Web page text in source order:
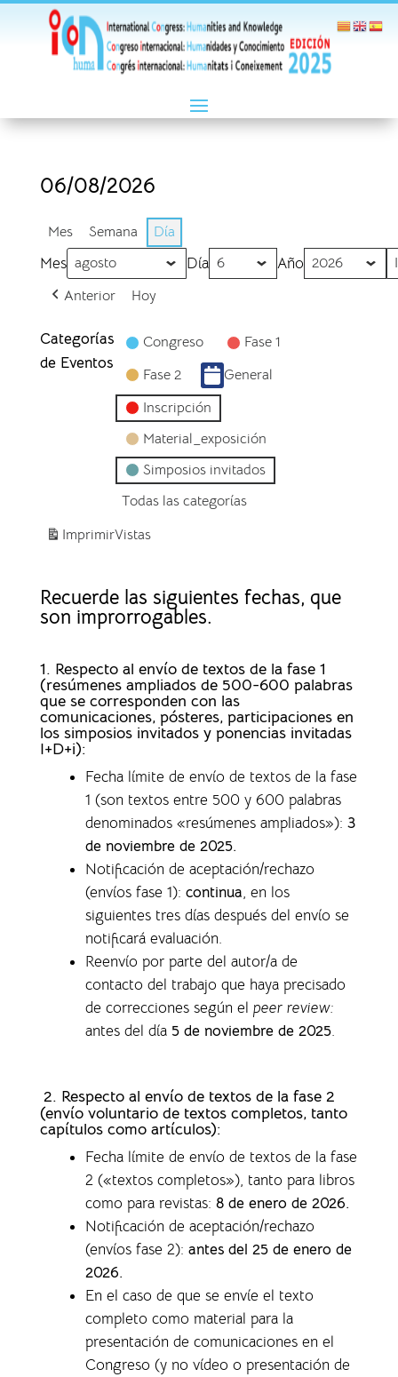
06/08/2026
Mes Semana Día
Mes Día Año
Anterior Hoy
Categorías
de Eventos
Congreso
Fase 1
Fase 2
General
Inscripción
Material_exposición
Simposios invitados
Todas las categorías
ImprimirVistas
Recuerde las siguientes fechas, que
son improrrogables.
1. Respecto al envío de textos de la fase 1
(resúmenes ampliados de 500-600 palabras
que se corresponden con las
comunicaciones, pósteres, participaciones en
los simposios invitados y ponencias invitadas
I+D+i):
Fecha límite de envío de textos de la fase
1 (son textos entre 500 y 600 palabras
denominados «resúmenes ampliados»): 3
de noviembre de 2025.
Notificación de aceptación/rechazo
(envíos fase 1): continua, en los
siguientes tres días después del envío se
notificará evaluación.
Reenvío por parte del autor/a de
contacto del trabajo que haya precisado
de correcciones según el peer review:
antes del día 5 de noviembre de 2025.
2. Respecto al envío de textos de la fase 2
(envío voluntario de textos completos, tanto
capítulos como artículos):
Fecha límite de envío de textos de la fase
2 («textos completos»), tanto para libros
como para revistas: 8 de enero de 2026.
Notificación de aceptación/rechazo
(envíos fase 2): antes del 25 de enero de
2026.
En el caso de que se envíe el texto
completo como material para la
presentación de comunicaciones en el
Congreso (y no vídeo o presentación de